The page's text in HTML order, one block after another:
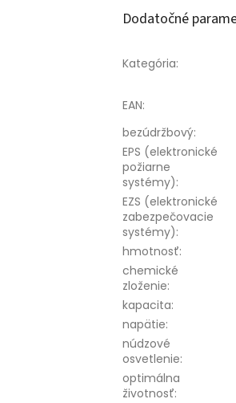
Dodatočné
Kategória:
EAN:
bezúdržbový:
EPS (elektronické
požiarne
systémy):
EZS (elektronické
zabezpečovacie
systémy):
hmotnosť:
chemické
zloženie:
kapacita:
napätie:
núdzové
osvetlenie:
optimálna
životnosť: